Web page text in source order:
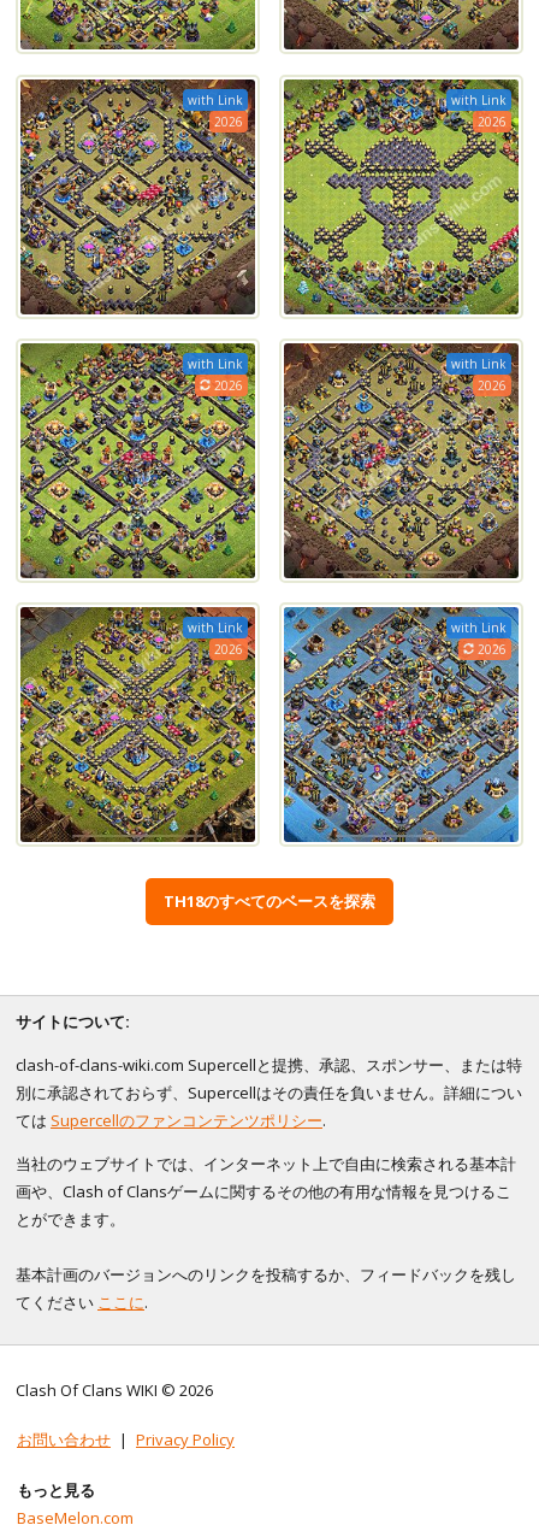
with Link
2026
with Link
2026
with Link
2026
with Link
2026
with Link
2026
with Link
2026
TH18のすべてのベースを探索
サイトについて:
clash-of-clans-wiki.com Supercellと提携、承認、スポンサー、または特
別に承認されておらず、Supercellはその責任を負いません。詳細につい
ては Supercellのファンコンテンツポリシー.
当社のウェブサイトでは、インターネット上で自由に検索される基本計
画や、Clash of Clansゲームに関するその他の有用な情報を見つけるこ
とができます。
基本計画のバージョンへのリンクを投稿するか、フィードバックを残し
てください ここに.
Clash Of Clans WIKI © 2026
お問い合わせ | Privacy Policy
もっと見る
BaseMelon.com